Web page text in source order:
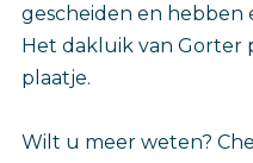
gescheiden en hebben
Het dakluik van Gorter
plaatje.
Wilt u meer weten?